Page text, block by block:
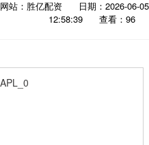
网站：胜亿配资
日期：2026-06-05
12:58:39
查看：96